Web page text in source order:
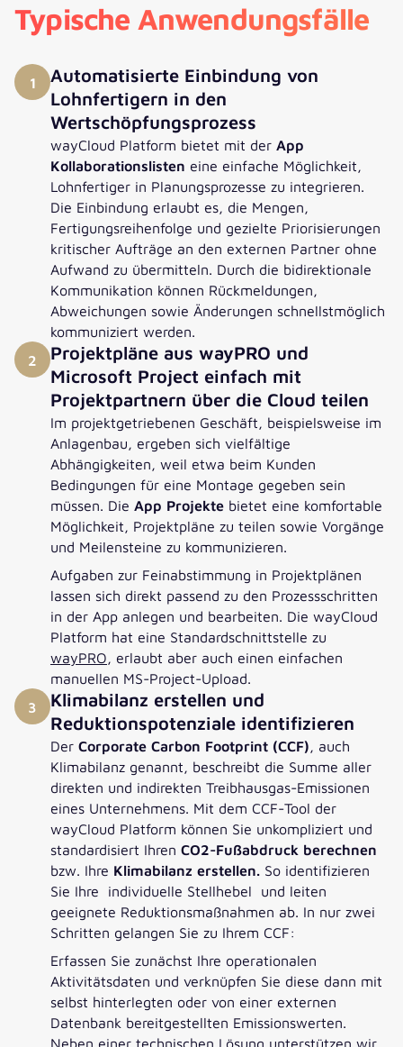
Typische Anwendungsfälle
1
Automatisierte Einbindung von
Lohnfertigern in den
Wertschöpfungsprozess
wayCloud Platform bietet mit der App
Kollaborationslisten eine einfache Möglichkeit,
Lohnfertiger in Planungsprozesse zu integrieren.
Die Einbindung erlaubt es, die Mengen,
Fertigungsreihenfolge und gezielte Priorisierungen
kritischer Aufträge an den externen Partner ohne
Aufwand zu übermitteln. Durch die bidirektionale
Kommunikation können Rückmeldungen,
Abweichungen sowie Änderungen schnellstmöglich
kommuniziert werden.
2
Projektpläne aus wayPRO und
Microsoft Project einfach mit
Projektpartnern über die Cloud teilen
Im projektgetriebenen Geschäft, beispielsweise im
Anlagenbau, ergeben sich vielfältige
Abhängigkeiten, weil etwa beim Kunden
Bedingungen für eine Montage gegeben sein
müssen. Die App Projekte bietet eine komfortable
Möglichkeit, Projektpläne zu teilen sowie Vorgänge
und Meilensteine zu kommunizieren.
Aufgaben zur Feinabstimmung in Projektplänen
lassen sich direkt passend zu den Prozessschritten
in der App anlegen und bearbeiten. Die wayCloud
Platform hat eine Standardschnittstelle zu
wayPRO, erlaubt aber auch einen einfachen
manuellen MS-Project-Upload.
3
Klimabilanz erstellen und
Reduktionspotenziale identifizieren
Der Corporate Carbon Footprint (CCF), auch
Klimabilanz genannt, beschreibt die Summe aller
direkten und indirekten Treibhausgas-Emissionen
eines Unternehmens. Mit dem CCF-Tool der
wayCloud Platform können Sie unkompliziert und
standardisiert Ihren CO2-Fußabdruck berechnen
bzw. Ihre Klimabilanz erstellen. So identifizieren
Sie Ihre individuelle Stellhebel und leiten
geeignete Reduktionsmaßnahmen ab. In nur zwei
Schritten gelangen Sie zu Ihrem CCF:
Erfassen Sie zunächst Ihre operationalen
Aktivitätsdaten und verknüpfen Sie diese dann mit
selbst hinterlegten oder von einer externen
Datenbank bereitgestellten Emissionswerten.
Neben einer technischen Lösung unterstützen wir
Die Implementierung der Phase 2 verspricht vielfältige
Vorteile für Everllence, seine Lieferanten und Kunden: